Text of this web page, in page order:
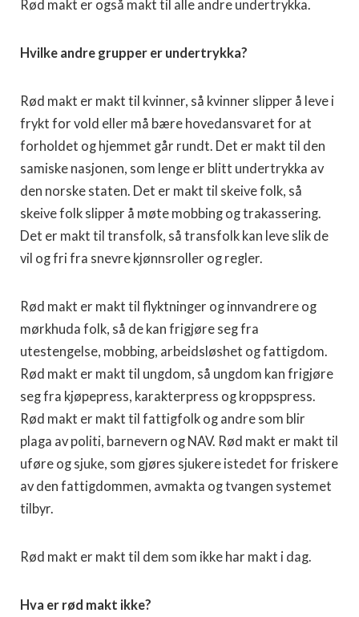
Rød makt er også makt til alle andre undertrykka.
Hvilke andre grupper er undertrykka?
Rød makt er makt til kvinner, så kvinner slipper å leve i
frykt for vold eller må bære hovedansvaret for at
forholdet og hjemmet går rundt. Det er makt til den
samiske nasjonen, som lenge er blitt undertrykka av
den norske staten. Det er makt til skeive folk, så
skeive folk slipper å møte mobbing og trakassering.
Det er makt til transfolk, så transfolk kan leve slik de
vil og fri fra snevre kjønnsroller og regler.
Rød makt er makt til flyktninger og innvandrere og
mørkhuda folk, så de kan frigjøre seg fra
utestengelse, mobbing, arbeidsløshet og fattigdom.
Rød makt er makt til ungdom, så ungdom kan frigjøre
seg fra kjøpepress, karakterpress og kroppspress.
Rød makt er makt til fattigfolk og andre som blir
plaga av politi, barnevern og NAV. Rød makt er makt til
uføre og sjuke, som gjøres sjukere istedet for friskere
av den fattigdommen, avmakta og tvangen systemet
tilbyr.
Rød makt er makt til dem som ikke har makt i dag.
Hva er rød makt ikke?